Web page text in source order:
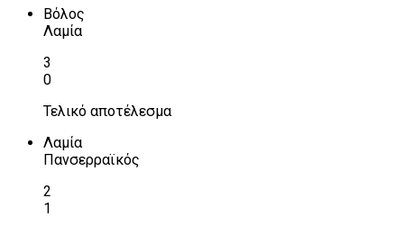
Βόλος
Λαμία
3
0
Τελικό αποτέλεσμα
Λαμία
Πανσερραϊκός
2
1